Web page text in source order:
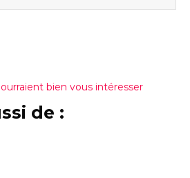
bien vous intéresser
de :